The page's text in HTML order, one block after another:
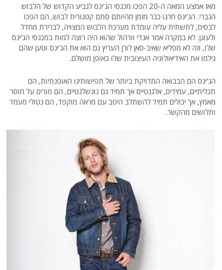
מאז אמצע המאה ה-20 הפכו מכנסי הג'ינס לגביע הקדוש של הלבוש
הגברי. הג'ינס חרגו כבר מזמן מהיותם סתם קטגורית לבוש, הם הפכו
לבסיס, לתשתית עליה עומדת מערכת הלבוש המצויה, לברירת מחדל
ולעוגן. לא במקרה אמר אנדי וורהול שהוא היה רוצה למות במכנסי הג'ינס
שלו, וזה לא מפליא שאיב-סאן לורן העריץ גם הוא את הג'ינס וטען שהם
גילמו את האידיאולוגיה העיצובית שלו באופן מושלם.
הג'ינס הם הבבואה המדויקת ביותר של תפישותינו האופנתיות, הם
תכליתיים, עמידים, אלגנטיים אך תמיד גם נונשלנטיים, הם מורים על חוסר
מאמץ, אך יכולים תמיד להשתלב היטב עם מראה מוקפד, הם נטולי מעמד
ותלושים מהקשר.